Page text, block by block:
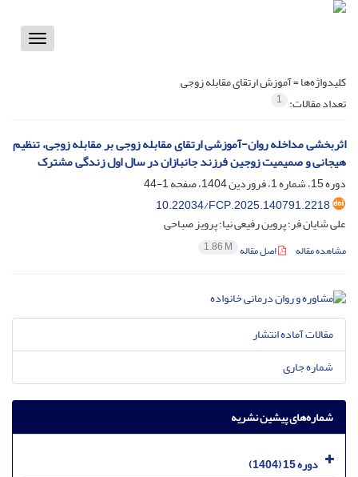
Toggle
کلیدواژه‌ها =آموزش ارتقای مقابله زوجی
تعداد مقالات: 1
اثربخشی مداخله روان-آموزشی ارتقای مقابله زوجی بر مقابله زوجی، تنظیم
هیجانی و صمیمیت زوجین فرزند جانبازان در سال اول زندگی مشترک
دوره 15، شماره 1، فروردین 1404، صفحه
1-44
10.22034/FCP.2025.140791.2218
علی شایان فر؛ پروین رفیعی نیا؛ پرویز صباحی
مشاهده مقاله اصل مقاله 1.86 M
مقالات آماده انتشار
شماره جاری
شماره‌های پیشین نشریه
دوره 15 (1404)